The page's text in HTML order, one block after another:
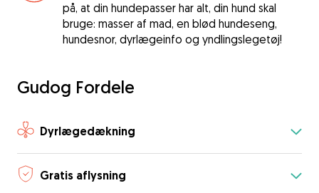
på, at din hundepasser har alt, din hund skal
bruge: masser af mad, en blød hundeseng,
hundesnor, dyrlægeinfo og yndlingslegetøj!
Gudog Fordele
Dyrlægedækning
Gratis aflysning